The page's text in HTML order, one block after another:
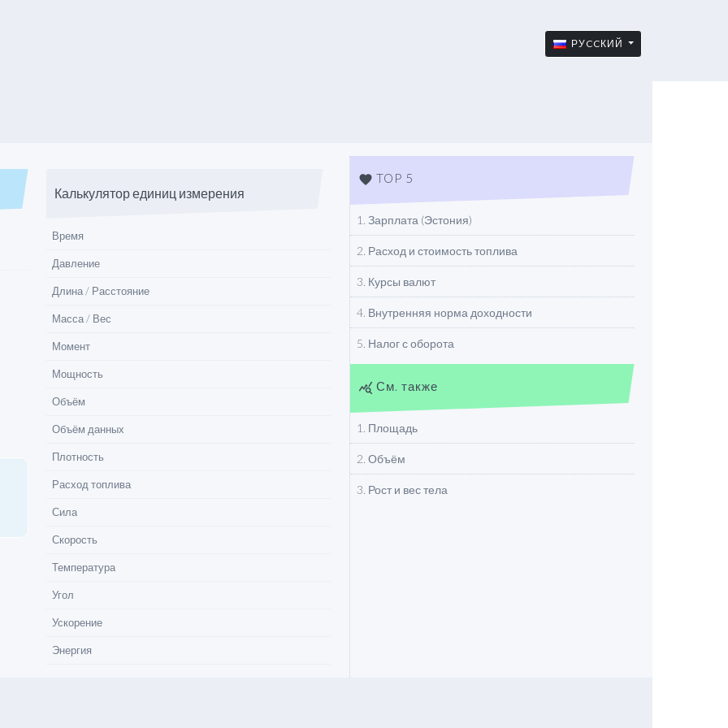
РУCCКИЙ
Калькулятор единиц измерения
Время
Давление
Длина / Расстояние
Масса / Вес
Момент
Мощность
Объём
Объём данных
Плотность
Расход топлива
Сила
Скорость
Температура
Угол
Ускорение
Энергия
favorite TOP 5
1. Зарплата (Эстония)
2. Расход и стоимость топлива
3. Курсы валют
4. Внутренняя норма доходности
5. Налог с оборота
query_stats См. также
1. Площадь
2. Объём
3. Рост и вес тела